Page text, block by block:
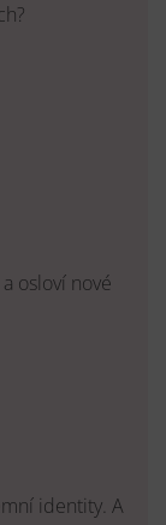
osloví nové
identity. A